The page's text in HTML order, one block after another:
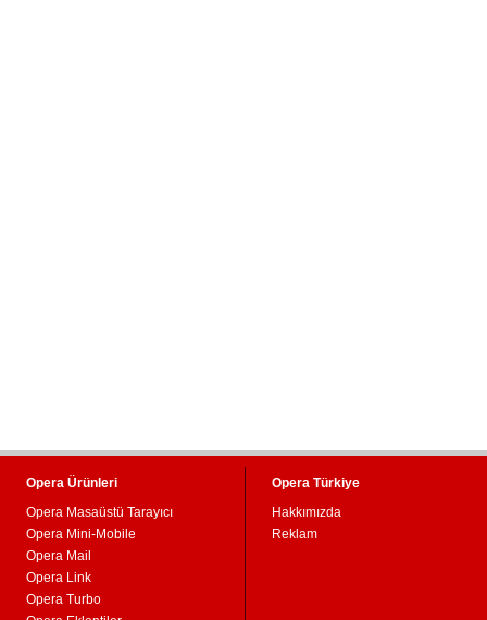
Opera Ürünleri
Opera Masaüstü Tarayıcı
Opera Mini-Mobile
Opera Mail
Opera Link
Opera Turbo
Opera Türkiye
Hakkımızda
Reklam